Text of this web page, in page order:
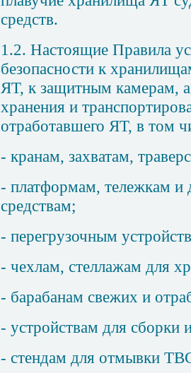
средств.
1.2. Настоящие Правила
безопасности к
ЯТ, к защитным камерам,
хранения и
отработавшего ЯТ, в том
- кранам, захватам,
- платформам, тележкам и
средствам;
- перегрузочным
- чехлам, стеллажам для
- барабанам свежих и
- устройствам для сборки
- стендам для отмывки